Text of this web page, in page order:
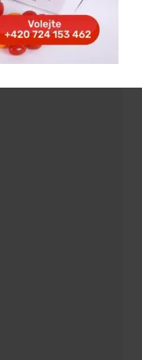
nestačí pouze
ale jsou
odspoda,”
Sikora.